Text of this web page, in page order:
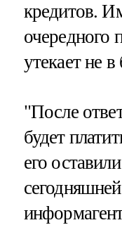
кредитов.
очередного
утекает не в
"После
будет
его